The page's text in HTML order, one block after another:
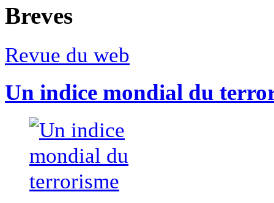
Breves
Revue du web
Un indice mondial du